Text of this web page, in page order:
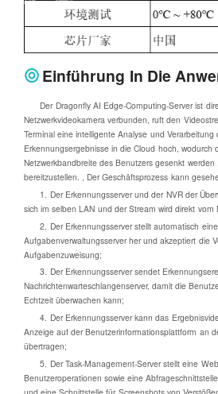
Einführung In Die
Der Dragonfly AI Edge-Computing-Server ist
Netzwerkvideokamera verbunden, ruft den
Terminal eine intelligente Analyse und
Erkennungsergebnisse in die Cloud hoch, wodurch
Netzwerkbandbreite des Benutzers gesenkt
bereitzustellen. , Der Geschäftsprozess kann
1. Der Erkennungsserver und der NVR der
sich im selben LAN und der Stream wird direkt vom
2. Der Erkennungsserver stellt automatisch
Aufgabenverwaltungsserver her und akzeptiert die
Aufgabenzuweisung;
3. Der Erkennungsserver sendet
Nachrichtenwarteschlangenserver, damit die
Echtzeit überwachen kann;
4. Der Erkennungsserver kann das
Anzeige auf der Benutzerinformationsplattform an
übertragen;
5. Der Task-Management-Server stellt eine
Benutzeroperationen sowie eine